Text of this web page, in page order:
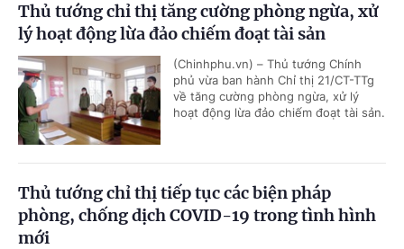
Thủ tướng chỉ thị tăng cường phòng ngừa, xử
lý hoạt động lừa đảo chiếm đoạt tài sản
(Chinhphu.vn) – Thủ tướng Chính
phủ vừa ban hành Chỉ thị 21/CT-TTg
về tăng cường phòng ngừa, xử lý
hoạt động lừa đảo chiếm đoạt tài sản.
Thủ tướng chỉ thị tiếp tục các biện pháp
phòng, chống dịch COVID-19 trong tình hình
mới